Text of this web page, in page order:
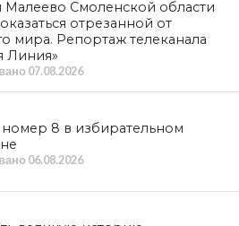
Малеево Смоленской области
отрезанной от
мира. Репортаж телеканала
Линия»
07.08.2026
8 в избирательном
06.08.2026